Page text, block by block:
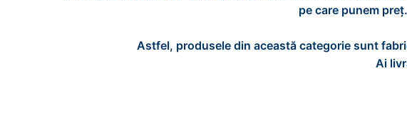
pe care punem
Astfel, produsele din această categorie sunt
Ai